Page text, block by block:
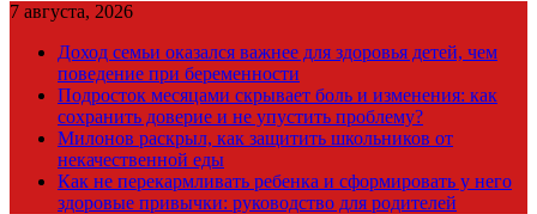
7 августа, 2026
Доход семьи оказался важнее для здоровья детей, чем
поведение при беременности
Подросток месяцами скрывает боль и изменения: как
сохранить доверие и не упустить проблему?
Милонов раскрыл, как защитить школьников от
некачественной еды
Как не перекармливать ребенка и сформировать у него
здоровые привычки: руководство для родителей